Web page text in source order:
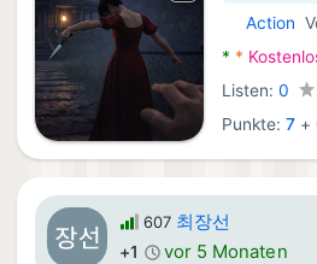
Android
Action
* *
Listen:0
Punkte:7 +
607 최장선
+1 vor 5 Monaten